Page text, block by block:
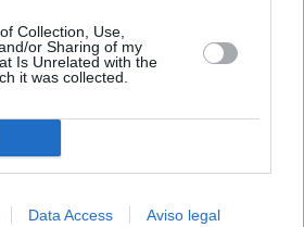
Collection, Use,
or Sharing of my
Is Unrelated with the
it was collected.
Data Access Aviso legal